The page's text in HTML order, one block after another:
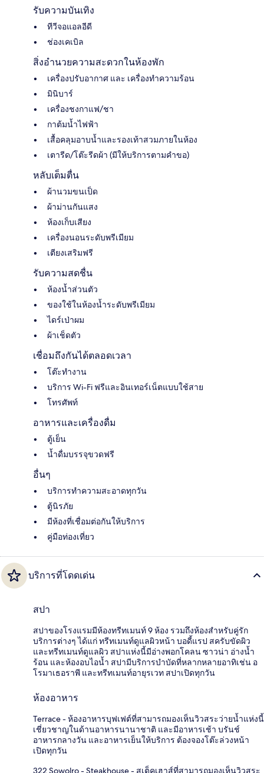
รับความบันเทิง
ทีวีจอแอลอีดี
ช่องเคเบิล
สิ่งอำนวยความสะดวกในห้องพัก
เครื่องปรับอากาศ และ เครื่องทำความร้อน
มินิบาร์
เครื่องชงกาแฟ/ชา
กาต้มน้ำไฟฟ้า
เสื้อคลุมอาบน้ำและรองเท้าสวมภายในห้อง
เตารีด/โต๊ะรีดผ้า (มีให้บริการตามคำขอ)
หลับเต็มตื่น
ผ้านวมขนเป็ด
ผ้าม่านกันแสง
ห้องเก็บเสียง
เครื่องนอนระดับพรีเมียม
เตียงเสริมฟรี
รับความสดชื่น
ห้องน้ำส่วนตัว
ของใช้ในห้องน้ำระดับพรีเมียม
ไดร์เป่าผม
ผ้าเช็ดตัว
เชื่อมถึงกันได้ตลอดเวลา
โต๊ะทำงาน
บริการ Wi-Fi ฟรีและอินเทอร์เน็ตแบบใช้สาย
โทรศัพท์
อาหารและเครื่องดื่ม
ตู้เย็น
น้ำดื่มบรรจุขวดฟรี
อื่นๆ
บริการทำความสะอาดทุกวัน
ตู้นิรภัย
มีห้องที่เชื่อมต่อกันให้บริการ
คู่มือท่องเที่ยว
บริการที่โดดเด่น
สปา
สปาของโรงแรมมีห้องทรีทเมนท์ 9 ห้อง รวมถึงห้องสำหรับคู่รัก
บริการต่างๆ ได้แก่ ทรีทเมนท์ดูแลผิวหน้า บอดี้แรป สครับขัดผิว
และทรีทเมนท์ดูแลผิว สปาแห่งนี้มีอ่างพอกโคลน ซาวน่า อ่างน้ำ
ร้อน และห้องอบไอน้ำ สปามีบริการบำบัดที่หลากหลายอาทิเช่น อ
โรมาเธอราพี และทรีทเมนท์อายุรเวท สปาเปิดทุกวัน
ห้องอาหาร
Terrace - ห้องอาหารบุฟเฟต์ที่สามารถมองเห็นวิวสระว่ายน้ำแห่งนี้
เชี่ยวชาญในด้านอาหารนานาชาติ และมีอาหารเช้า บรันช์
อาหารกลางวัน และอาหารเย็นให้บริการ ต้องจองโต๊ะล่วงหน้า
เปิดทุกวัน
322 Sowolro - Steakhouse - สเต็คเฮาส์ที่สามารถมองเห็นวิวสระ